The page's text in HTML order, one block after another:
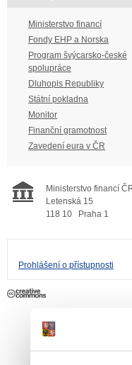
Ministerstvo financí
Fondy EHP a Norska
Program švýcarsko-české
spolupráce
Dluhopis Republiky
Státní pokladna
Monitor
Finanční gramotnost
Zavedení eura v ČR
Ministerstvo financí
Letenská 15
118 10
Praha 1
Prohlášení o přístupnosti